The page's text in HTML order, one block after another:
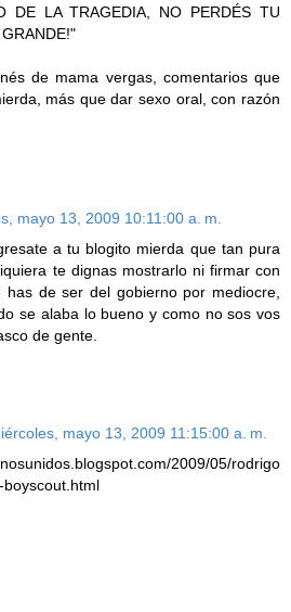
DE LA TRAGEDIA, NO PERDÉS TU
de mama vergas, comentarios que
más que dar sexo oral, con razón
mayo 13, 2009 10:11:00 a. m.
a tu blogito mierda que tan pura
te dignas mostrarlo ni firmar con
has de ser del gobierno por mediocre,
se alaba lo bueno y como no sos vos
de gente.
mayo 13, 2009 11:15:00 a. m.
2009/05/rodrigo